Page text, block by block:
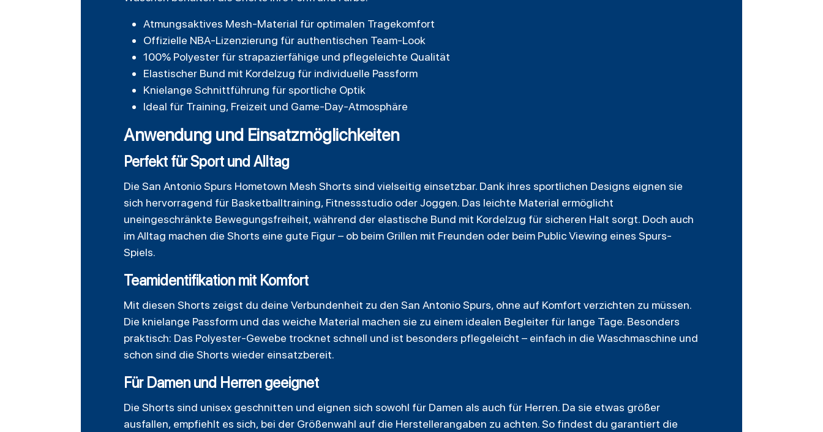
Atmungsaktives Mesh-Material für optimalen Tragekomfort
Offizielle NBA-Lizenzierung für authentischen Team-Look
100% Polyester für strapazierfähige und pflegeleichte Qualität
Elastischer Bund mit Kordelzug für individuelle Passform
Knielange Schnittführung für sportliche Optik
Ideal für Training, Freizeit und Game-Day-Atmosphäre
Anwendung und Einsatzmöglichkeiten
Perfekt für Sport und Alltag
Die San Antonio Spurs Hometown Mesh Shorts sind vielseitig einsetzbar. Dank ihres sportlichen Designs eignen sie
sich hervorragend für Basketballtraining, Fitnessstudio oder Joggen. Das leichte Material ermöglicht
uneingeschränkte Bewegungsfreiheit, während der elastische Bund mit Kordelzug für sicheren Halt sorgt. Doch auch
im Alltag machen die Shorts eine gute Figur – ob beim Grillen mit Freunden oder beim Public Viewing eines Spurs-
Spiels.
Teamidentifikation mit Komfort
Mit diesen Shorts zeigst du deine Verbundenheit zu den San Antonio Spurs, ohne auf Komfort verzichten zu müssen.
Die knielange Passform und das weiche Material machen sie zu einem idealen Begleiter für lange Tage. Besonders
praktisch: Das Polyester-Gewebe trocknet schnell und ist besonders pflegeleicht – einfach in die Waschmaschine und
schon sind die Shorts wieder einsatzbereit.
Für Damen und Herren geeignet
Die Shorts sind unisex geschnitten und eignen sich sowohl für Damen als auch für Herren. Da sie etwas größer
ausfallen, empfiehlt es sich, bei der Größenwahl auf die Herstellerangaben zu achten. So findest du garantiert die